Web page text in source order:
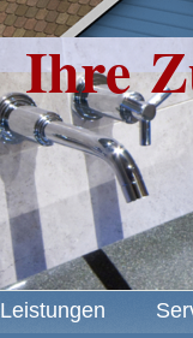
Ihre
Leistungen